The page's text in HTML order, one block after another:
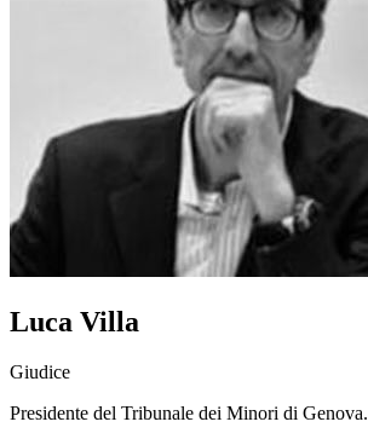
Luca Villa
Giudice
Presidente del Tribunale dei Minori di Genova.